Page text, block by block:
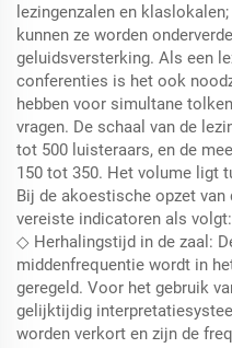
lezingenzalen en
kunnen ze worden
geluidsversterking. Als een
conferenties is het ook
hebben voor simultane
vragen. De schaal van de
tot 500 luisteraars, en de
150 tot 350. Het volume ligt
Bij de akoestische opzet
vereiste indicatoren als volgt:
◇ Herhalingstijd in de zaal:
middenfrequentie wordt in
geregeld. Voor het gebruik
gelijktijdig
worden verkort en zijn de